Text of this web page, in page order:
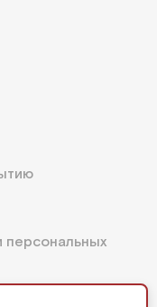
персональных